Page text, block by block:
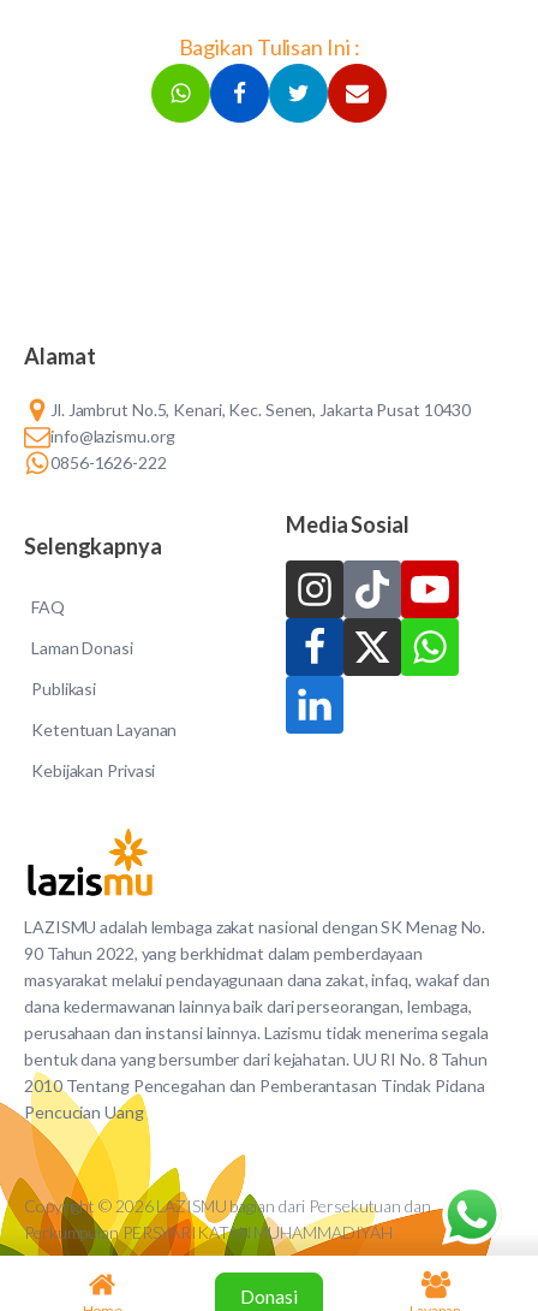
Bagikan Tulisan Ini :
LAZISMU adalah lembaga zakat nasional dengan SK Menag No.
90 Tahun 2022, yang berkhidmat dalam pemberdayaan
masyarakat melalui pendayagunaan dana zakat, infaq, wakaf dan
dana kedermawanan lainnya baik dari perseorangan, lembaga,
perusahaan dan instansi lainnya. Lazismu tidak menerima segala
bentuk dana yang bersumber dari kejahatan. UU RI No. 8 Tahun
2010 Tentang Pencegahan dan Pemberantasan Tindak Pidana
Pencucian Uang
Alamat
Jl. Jambrut No.5, Kenari, Kec. Senen, Jakarta Pusat 10430
info@lazismu.org
0856-1626-222
Selengkapnya
FAQ
Laman Donasi
Publikasi
Ketentuan Layanan
Kebijakan Privasi
Media Sosial
Copyright © 2026 LAZISMU bagian dari Persekutuan dan
Perkumpulan PERSYARIKATAN MUHAMMADIYAH
Donasi